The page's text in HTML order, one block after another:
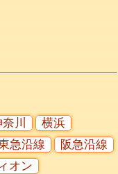
川
横浜
急沿線
阪急沿線
オン